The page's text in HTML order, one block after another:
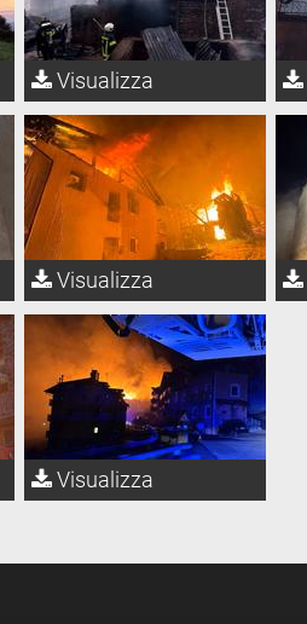
Visualizza
Visualizza
Visualizza